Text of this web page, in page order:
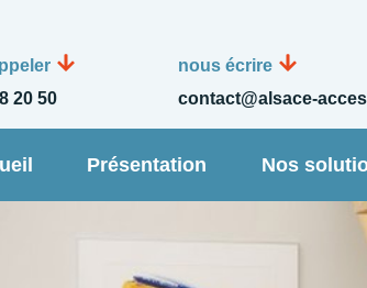
20 50
nous écrire
contact@alsace-
Présentation Nos